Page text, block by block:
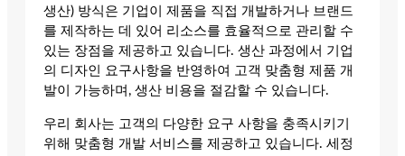
생산) 방식은 기업이 제품을 직접 개발하거나 브랜드
를 제작하는 데 있어 리소스를 효율적으로 관리할 수
있는 장점을 제공하고 있습니다. 생산 과정에서 기업
의 디자인 요구사항을 반영하여 고객 맞춤형 제품 개
발이 가능하며, 생산 비용을 절감할 수 있습니다.
우리 회사는 고객의 다양한 요구 사항을 충족시키기
위해 맞춤형 개발 서비스를 제공하고 있습니다. 세정